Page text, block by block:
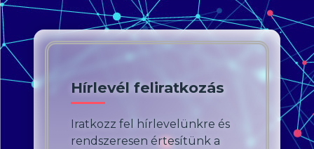
Hírlevél feliratkozás
Iratkozz fel hírlevelünkre és
rendszeresen értesítünk a